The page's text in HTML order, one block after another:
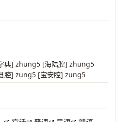
典] zhung5 [海陆腔] zhung5
腔] zung5 [宝安腔] zung5